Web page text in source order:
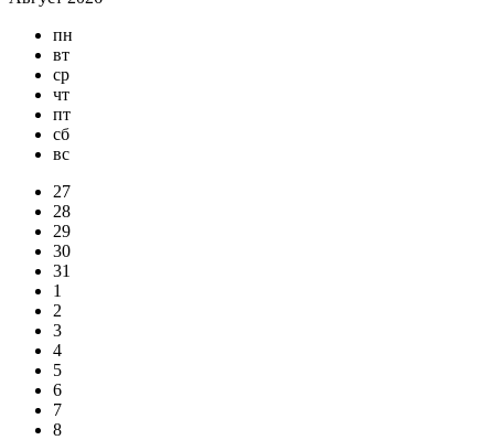
пн
вт
ср
чт
пт
сб
вс
27
28
29
30
31
1
2
3
4
5
6
7
8